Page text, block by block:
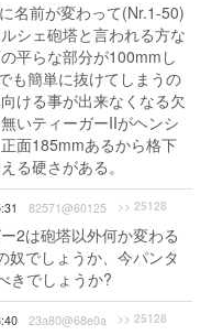
名前が変わって(Nr.1-50)
シェ砲塔と言われる方な
平らな部分が100mmし
も簡単に抜けてしまうの
ける事が出来なくなる欠
いティーガーIIがヘンシ
面185mmあるから格下
る硬さがある。
82571@60125 >> 25128
2は砲塔以外何か変わる
奴でしょうか、今パンタ
きでしょうか?
23a80@68e0a >> 25128